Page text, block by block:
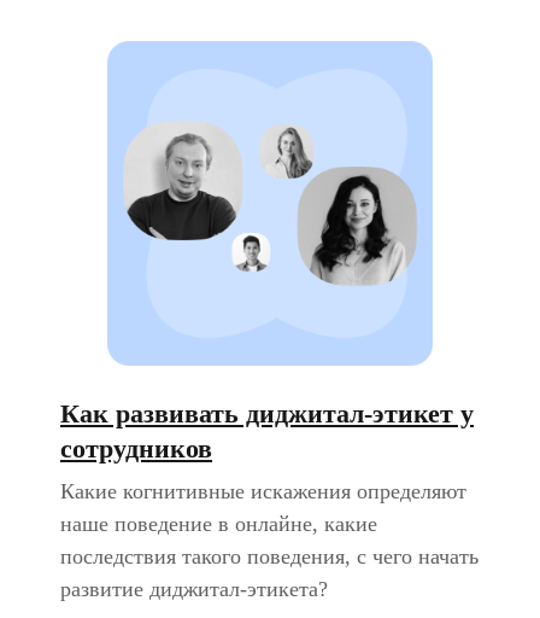
Как развивать диджитал-этикет у
сотрудников
Какие когнитивные искажения определяют
наше поведение в онлайне, какие
последствия такого поведения, с чего начать
развитие диджитал-этикета?